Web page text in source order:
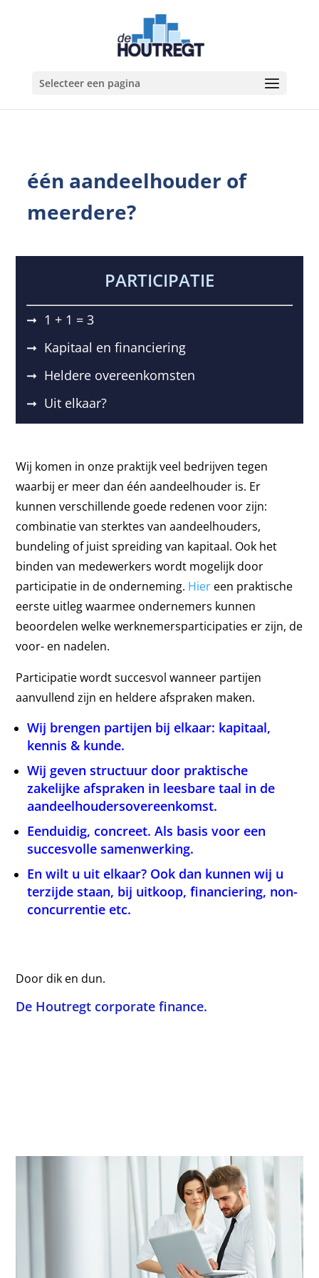
Selecteer een pagina
één aandeelhouder of
meerdere?
PARTICIPATIE
➞ 1 + 1 = 3
➞ Kapitaal en financiering
➞ Heldere overeenkomsten
➞ Uit elkaar?
Wij komen in onze praktijk veel bedrijven tegen
waarbij er meer dan één aandeelhouder is. Er
kunnen verschillende goede redenen voor zijn:
combinatie van sterktes van aandeelhouders,
bundeling of juist spreiding van kapitaal. Ook het
binden van medewerkers wordt mogelijk door
participatie in de onderneming. Hier een praktische
eerste uitleg waarmee ondernemers kunnen
beoordelen welke werknemersparticipaties er zijn, de
voor- en nadelen.
Participatie wordt succesvol wanneer partijen
aanvullend zijn en heldere afspraken maken.
Wij brengen partijen bij elkaar: kapitaal,
kennis & kunde.
Wij geven structuur door praktische
zakelijke afspraken in leesbare taal in de
aandeelhoudersovereenkomst.
Eenduidig, concreet. Als basis voor een
succesvolle samenwerking.
En wilt u uit elkaar? Ook dan kunnen wij u
terzijde staan, bij uitkoop, financiering, non-
concurrentie etc.
Door dik en dun.
De Houtregt corporate finance.